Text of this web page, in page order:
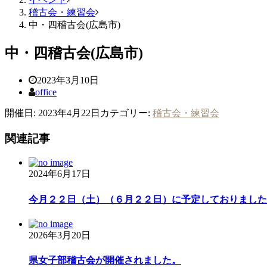
稽古会・練習会
中・四稽古会(広島市)
中・四稽古会(広島市)
2023年3月10日
office
開催日: 2023年4月22日 カテゴリー: 稽古会・練習会
関連記事
2024年6月17日
今月２２日（土）（６月２２日）に予定しておりまし
2026年3月20日
県女子部稽古会が開催されました。